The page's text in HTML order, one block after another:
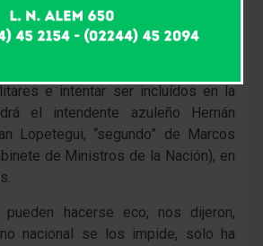
marcha que se dirige hacia la Ciudad
Aires, tiene como objetivo hacer
e intentar ser incluídos en la
el intendente azuleño Hernán
Lopetegui, “segundo” de Marcos
de Ministros de la Nación), en
hacerse eco, nos dijeron,
nacional se los impide, solo ha